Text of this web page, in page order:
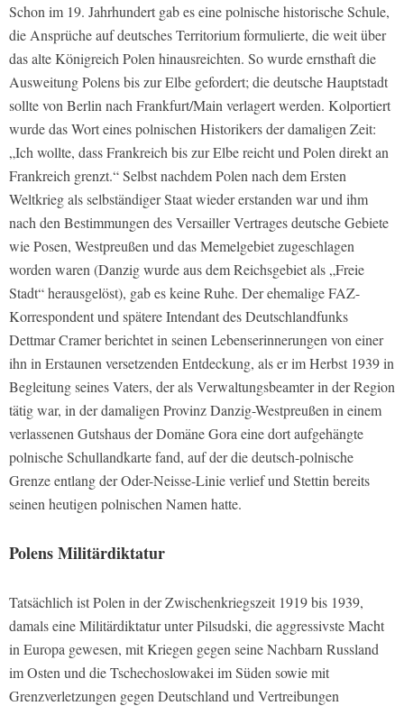
Schon im 19. Jahrhundert gab es eine polnische historische Schule,
die Ansprüche auf deutsches Territorium formulierte, die weit über
das alte Königreich Polen hinausreichten. So wurde ernsthaft die
Ausweitung Polens bis zur Elbe gefordert; die deutsche Hauptstadt
sollte von Berlin nach Frankfurt/Main verlagert werden. Kolportiert
wurde das Wort eines polnischen Historikers der damaligen Zeit:
„Ich wollte, dass Frankreich bis zur Elbe reicht und Polen direkt an
Frankreich grenzt.“ Selbst nachdem Polen nach dem Ersten
Weltkrieg als selbständiger Staat wieder erstanden war und ihm
nach den Bestimmungen des Versailler Vertrages deutsche Gebiete
wie Posen, Westpreußen und das Memelgebiet zugeschlagen
worden waren (Danzig wurde aus dem Reichsgebiet als „Freie
Stadt“ herausgelöst), gab es keine Ruhe. Der ehemalige FAZ-
Korrespondent und spätere Intendant des Deutschlandfunks
Dettmar Cramer berichtet in seinen Lebenserinnerungen von einer
ihn in Erstaunen versetzenden Entdeckung, als er im Herbst 1939 in
Begleitung seines Vaters, der als Verwaltungsbeamter in der Region
tätig war, in der damaligen Provinz Danzig-Westpreußen in einem
verlassenen Gutshaus der Domäne Gora eine dort aufgehängte
polnische Schullandkarte fand, auf der die deutsch-polnische
Grenze entlang der Oder-Neisse-Linie verlief und Stettin bereits
seinen heutigen polnischen Namen hatte.
Polens Militärdiktatur
Tatsächlich ist Polen in der Zwischenkriegszeit 1919 bis 1939,
damals eine Militärdiktatur unter Pilsudski, die aggressivste Macht
in Europa gewesen, mit Kriegen gegen seine Nachbarn Russland
im Osten und die Tschechoslowakei im Süden sowie mit
Grenzverletzungen gegen Deutschland und Vertreibungen